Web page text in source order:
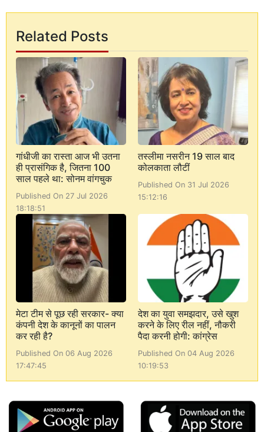
Related Posts
गांधीजी का रास्ता आज भी उतना
ही प्रासंगिक है, जितना 100
साल पहले था: सोनम वांगचुक
Published On 27 Jul 2026
18:18:51
तस्लीमा नसरीन 19 साल बाद
कोलकाता लौटीं
Published On 31 Jul 2026
15:12:16
मेटा टीम से पूछ रही सरकार- क्या
कंपनी देश के कानूनों का पालन
कर रही है?
Published On 06 Aug 2026
17:47:45
देश का युवा समझदार, उसे खुश
करने के लिए रील नहीं, नौकरी
पैदा करनी होगी: कांग्रेस
Published On 04 Aug 2026
10:19:53